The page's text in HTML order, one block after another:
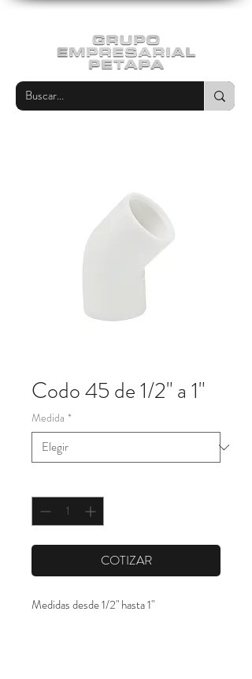
Codo 45 de 1/2" a 1"
Medida *
COTIZAR
Medidas desde 1/2" hasta 1"